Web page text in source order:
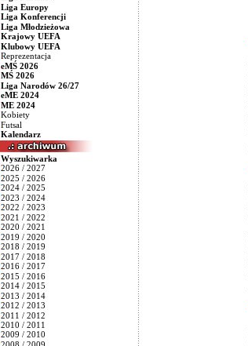
Liga Europy
Liga Konferencji
Liga Młodzieżowa
Krajowy UEFA
Klubowy UEFA
Reprezentacja
eMŚ 2026
MŚ 2026
Liga Narodów 26/27
eME 2024
ME 2024
Kobiety
Futsal
Kalendarz
Wyszukiwarka
2026 / 2027
2025 / 2026
2024 / 2025
2023 / 2024
2022 / 2023
2021 / 2022
2020 / 2021
2019 / 2020
2018 / 2019
2017 / 2018
2016 / 2017
2015 / 2016
2014 / 2015
2013 / 2014
2012 / 2013
2011 / 2012
2010 / 2011
2009 / 2010